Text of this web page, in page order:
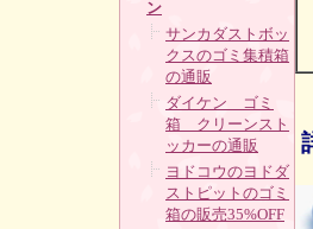
ン
サンカダストボッ
クスのゴミ集積箱
の通販
ダイケン ゴミ
箱 クリーンスト
ッカーの通販
ヨドコウのヨドダ
ストピットのゴミ
箱の販売35%OFF